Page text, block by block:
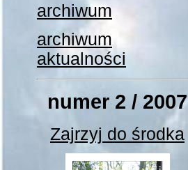
archiwum
archiwum
aktualności
numer 2 / 2007
Zajrzyj do środka